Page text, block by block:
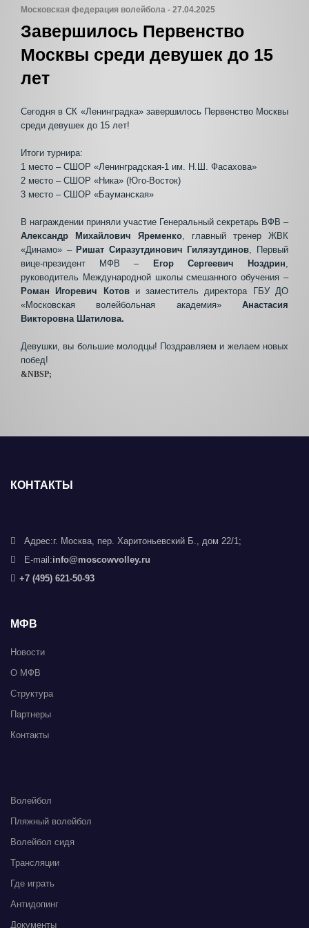
Московская федерация волейбола - 27.04.2025
Завершилось Первенство
Москвы среди девушек до 15
лет
Сегодня в СК «Ленинградка» завершилось Первенство Москвы
среди девушек до 15 лет!
Итоги турнира:
1 место – СШОР «Ленинградская-1 им. Н.Ш. Фасахова»
2 место – СШОР «Ника» (Юго-Восток)
3 место – СШОР «Бауманская»
В награждении приняли участие Генеральный секретарь ВФВ –
Александр Михайлович Яременко , главный тренер ЖВК
«Динамо» – Ришат Сиразутдинович Гилязутдинов , Первый
вице-президент МФВ –
Егор Сергеевич Ноздрин
руководитель Международной школы смешанного обучения –
Роман Игоревич Котови заместитель директора ГБУ ДО
«Московская волейбольная академия» Анастасия
Викторовна Шатилова.
Девушки, вы большие молодцы! Поздравляем и желаем новых
побед!
&NBSP;
КОНТАКТЫ
Адрес:г. Москва, пер. Харитоньевский Б., дом 22/1;
E-mail:info@moscowvolley.ru
+7 (495) 621-50-93
МФВ
Новости
О МФВ
Структура
Партнеры
Контакты
Волейбол
Пляжный волейбол
Волейбол сидя
Трансляции
Где играть
Антидопинг
Документы